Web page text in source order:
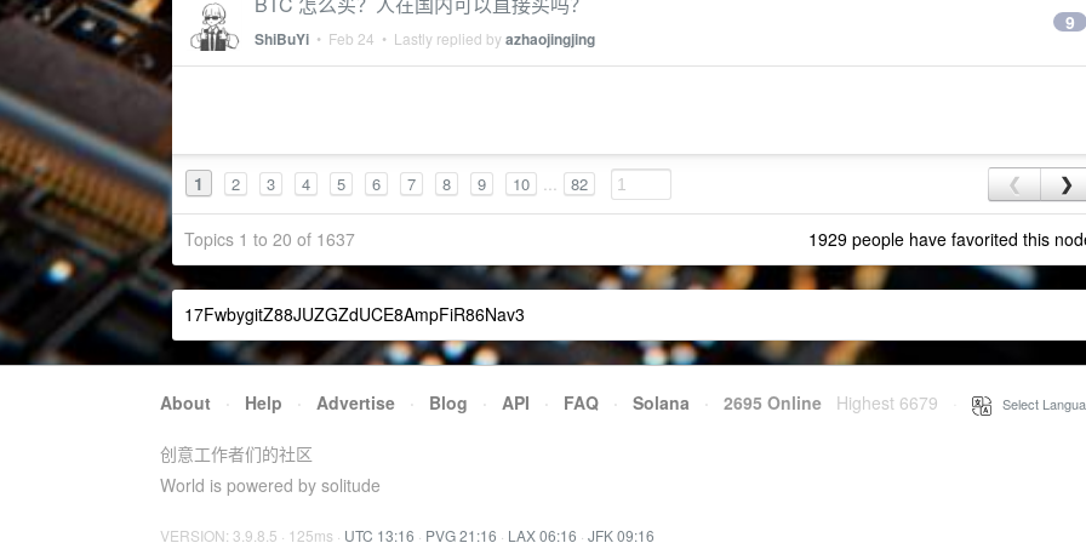
ShiBuYi • Feb 24 • Lastly replied byazhaojingjing
9
1 2 3 4 5 6 7 8 9 10 ... 82 ❮ ❯
Topics 1 to 20 of 1637 1929 people have favorited this
17FwbygitZ88JUZGZdUCE8AmpFiR86Nav3
About · Help · Advertise · Blog · API · FAQ · Solana · 2695 Online Highest 6679 Select
创意工作者们的社区
World is powered by solitude
VERSION: 3.9.8.5 · 125ms · UTC 13:16 · PVG 21:16 · LAX 06:16 · JFK 09:16